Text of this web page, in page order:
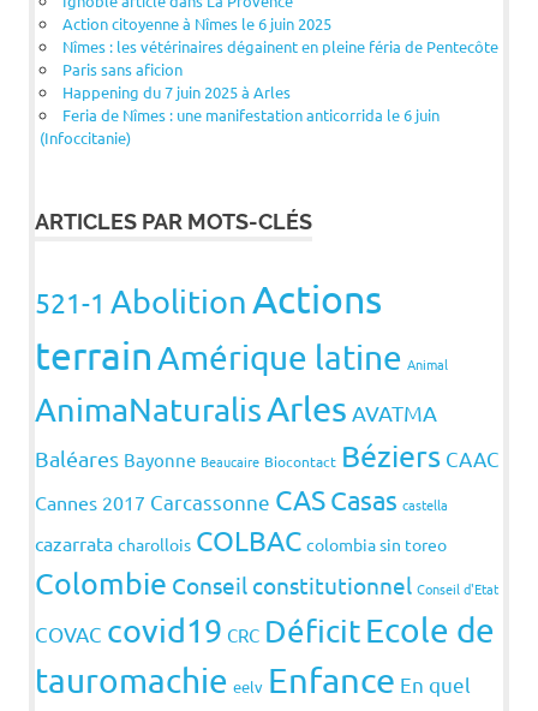
Action citoyenne à Nîmes le 6 juin 2025
Nîmes : les vétérinaires dégainent en pleine féria de Pentecôte
Paris sans aficion
Happening du 7 juin 2025 à Arles
Feria de Nîmes : une manifestation anticorrida le 6 juin
(Infoccitanie)
ARTICLES PAR MOTS-CLÉS
521-1 AbolitionActions
terrainAmérique latine Animal
AnimaNaturalisArles AVATMA
Baléares Bayonne Beaucaire Biocontact Béziers CAAC
Cannes 2017 Carcassonne CASCasas castella
cazarrata charollois COLBAC colombia sin toreo
Colombie Conseil constitutionnel Conseil d'Etat
COVAC covid19 CRC DéficitEcole de
tauromachie eelv Enfance En quel